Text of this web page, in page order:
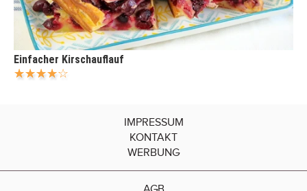
Einfacher Kirschauflauf
IMPRESSUM
KONTAKT
WERBUNG